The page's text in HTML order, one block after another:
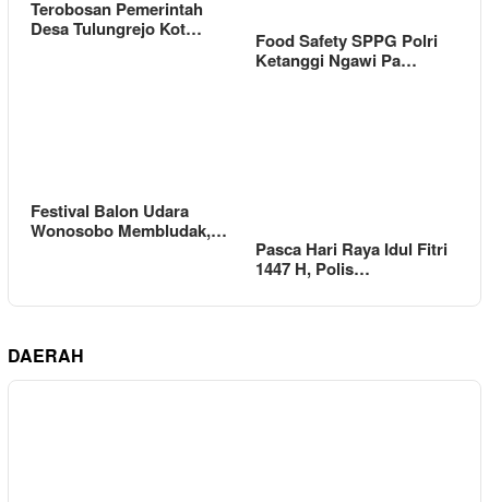
Terobosan Pemerintah
Desa Tulungrejo Kot…
Food Safety SPPG Polri
Ketanggi Ngawi Pa…
Festival Balon Udara
Wonosobo Membludak,…
Pasca Hari Raya Idul Fitri
1447 H, Polis…
DAERAH